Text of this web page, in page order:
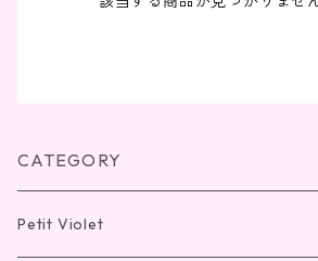
CATEGORY
Petit Violet